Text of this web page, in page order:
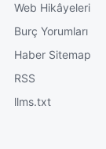
Web Hikâyeleri
Burç Yorumları
Haber Sitemap
RSS
llms.txt